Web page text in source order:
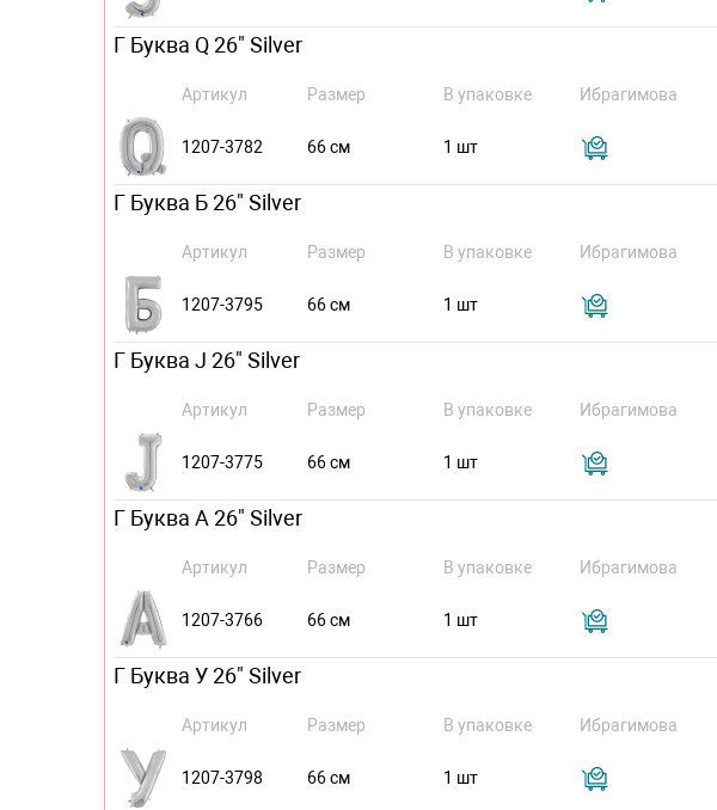
Г Буква Q 26" Silver
Артикул Размер В упаковке Ибрагимова
1207-3782 66 см 1 шт
Г Буква Б 26" Silver
Артикул Размер В упаковке Ибрагимова
1207-3795 66 см 1 шт
Г Буква J 26" Silver
Артикул Размер В упаковке Ибрагимова
1207-3775 66 см 1 шт
Г Буква А 26" Silver
Артикул Размер В упаковке Ибрагимова
1207-3766 66 см 1 шт
Г Буква У 26" Silver
Артикул Размер В упаковке Ибрагимова
1207-3798 66 см 1 шт